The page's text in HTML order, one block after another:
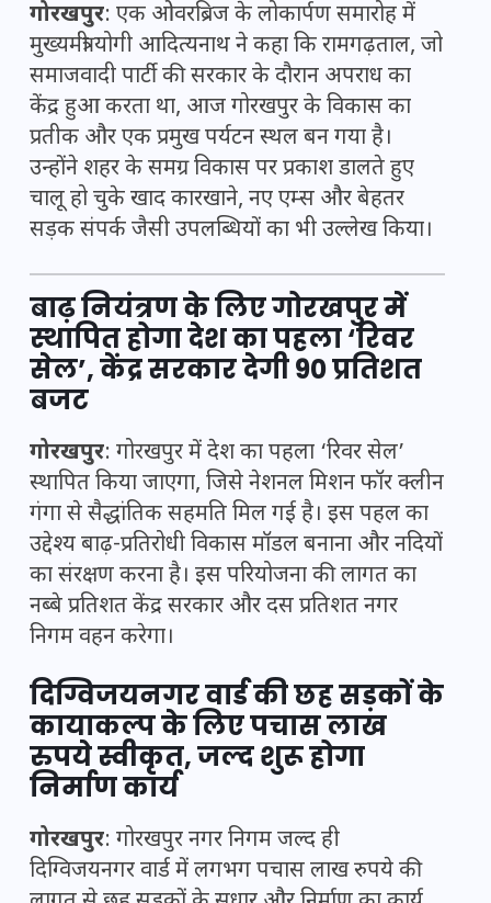
गोरखपुर: एक ओवरब्रिज के लोकार्पण समारोह में
मुख्यमंत्री योगी आदित्यनाथ ने कहा कि रामगढ़ताल, जो
समाजवादी पार्टी की सरकार के दौरान अपराध का
केंद्र हुआ करता था, आज गोरखपुर के विकास का
प्रतीक और एक प्रमुख पर्यटन स्थल बन गया है।
उन्होंने शहर के समग्र विकास पर प्रकाश डालते हुए
चालू हो चुके खाद कारखाने, नए एम्स और बेहतर
सड़क संपर्क जैसी उपलब्धियों का भी उल्लेख किया।
बाढ़ नियंत्रण के लिए गोरखपुर में
स्थापित होगा देश का पहला ‘रिवर
सेल’, केंद्र सरकार देगी 90 प्रतिशत
बजट
गोरखपुर: गोरखपुर में देश का पहला ‘रिवर सेल’
स्थापित किया जाएगा, जिसे नेशनल मिशन फॉर क्लीन
गंगा से सैद्धांतिक सहमति मिल गई है। इस पहल का
उद्देश्य बाढ़-प्रतिरोधी विकास मॉडल बनाना और नदियों
का संरक्षण करना है। इस परियोजना की लागत का
नब्बे प्रतिशत केंद्र सरकार और दस प्रतिशत नगर
निगम वहन करेगा।
दिग्विजयनगर वार्ड की छह सड़कों के
कायाकल्प के लिए पचास लाख
रुपये स्वीकृत, जल्द शुरू होगा
निर्माण कार्य
गोरखपुर: गोरखपुर नगर निगम जल्द ही
दिग्विजयनगर वार्ड में लगभग पचास लाख रुपये की